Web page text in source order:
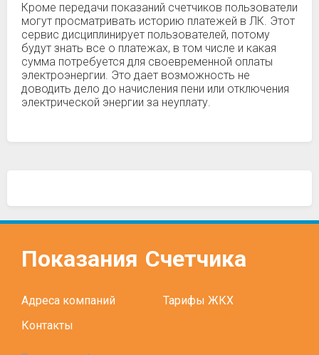
Кроме передачи показаний счетчиков пользователи
могут просматривать историю платежей в ЛК. Этот
сервис дисциплинирует пользователей, потому
будут знать все о платежах, в том числе и какая
сумма потребуется для своевременной оплаты
электроэнергии. Это дает возможность не
доводить дело до начисления пени или отключения
электрической энергии за неуплату.
Показания Счетчика
Адреса компаний
Тарифы ЖКХ
Контакты